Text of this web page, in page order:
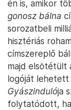
én is, amikor
gonosz bálna
sorozatbeli
hisztériás
címszereplő
majd elsötétült
logóját lehetett
Gyászindulója
folytatódott,